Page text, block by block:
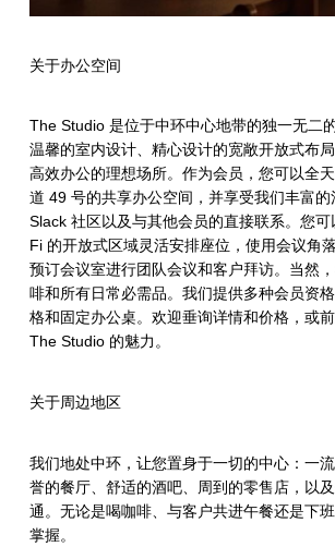
关于办公空间
The Studio 是位于中环中心地带的独一无二
温馨的室内设计、精心设计的宽敞开放式布局
高效办公的理想场所。作为会员，您可以全
道 49 号的共享办公空间，并享受我们丰富
Slack 社区以及与其他会员的直接联系。您
Fi 的开放式区域灵活安排座位，使用会议角
预订会议室进行团队会议和客户拜访。当然
啡和所有日常必需品。我们提供多种会员资
格和固定办公桌。欢迎垂询详情和价格，或
The Studio 的魅力。
关于周边地区
我们地处中环，让您置身于一切的中心：一
誉的餐厅、舒适的酒吧、周到的零售店，以
通。无论是喝咖啡、与客户共进午餐还是下
掌握。